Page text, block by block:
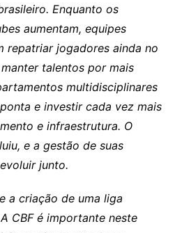
Enquanto os
aumentam, equipes
repatriar jogadores ainda no
talentos por mais
multidisciplinares
e investir cada vez mais
e infraestrutura. O
e a gestão de suas
junto.
a criação de uma liga
CBF é importante neste